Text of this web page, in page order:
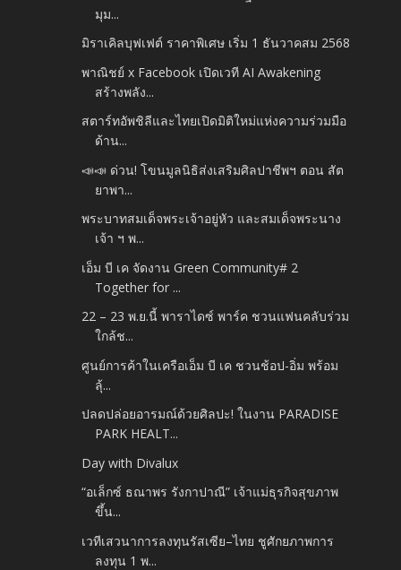
มุม...
มิราเคิลบุฟเฟต์ ราคาพิเศษ เริ่ม 1 ธันวาคสม 2568
พาณิชย์ x Facebook เปิดเวที AI Awakening
สร้างพลัง...
สตาร์ทอัพชิลีและไทยเปิดมิติใหม่แห่งความร่วมมือ
ด้าน...
📣📣 ด่วน! โขนมูลนิธิส่งเสริมศิลปาชีพฯ ตอน สัต
ยาพา...
พระบาทสมเด็จพระเจ้าอยู่หัว และสมเด็จพระนาง
เจ้า ฯ พ...
เอ็ม บี เค จัดงาน Green Community# 2
Together for ...
22 – 23 พ.ย.นี้ พาราไดซ์ พาร์ค ชวนแฟนคลับร่วม
ใกล้ช...
ศูนย์การค้าในเครือเอ็ม บี เค ชวนช้อป-อิ่ม พร้อม
ลุ้...
ปลดปล่อยอารมณ์ด้วยศิลปะ! ในงาน PARADISE
PARK HEALT...
Day with Divalux
“อเล็กซ์ ธณาพร รังกาปาณี” เจ้าแม่ธุรกิจสุขภาพ
ขึ้น...
เวทีเสวนาการลงทุนรัสเซีย–ไทย ชูศักยภาพการ
ลงทุน 1 พ...